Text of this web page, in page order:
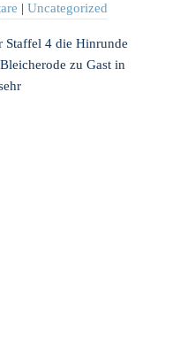
| Uncategorized
Staffel 4 die Hinrunde
zu Gast in